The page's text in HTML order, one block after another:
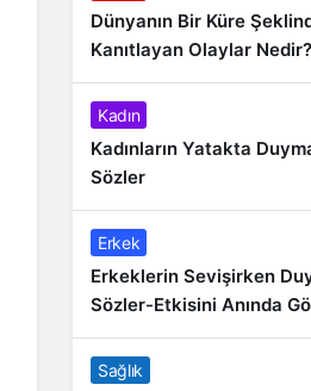
Dünyanın Bir Küre
Kanıtlayan Olaylar Nedir?
Kadın
Kadınların Yatakta
Sözler
Erkek
Erkeklerin Sevişirken
Sözler-Etkisini Anında
Sağlık